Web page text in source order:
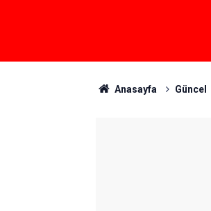
Anasayfa Güncel